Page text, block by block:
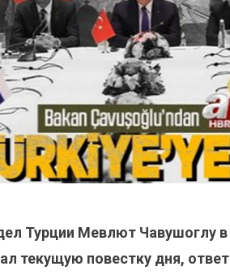
Турции Мевлют Чавушоглу
текущую повестку дня,